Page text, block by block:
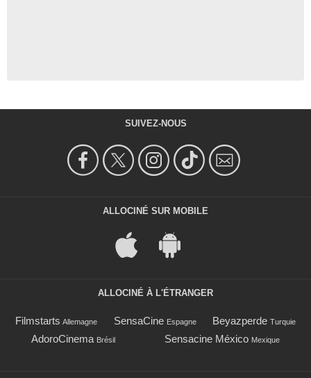
SUIVEZ-NOUS
ALLOCINÉ SUR MOBILE
ALLOCINÉ À L'ÉTRANGER
Filmstarts Allemagne SensaCine Espagne Beyazperde Turquie
AdoroCinema Brésil Sensacine México Mexique